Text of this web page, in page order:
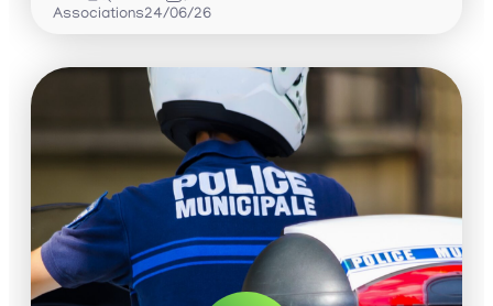
Associations24/06/26